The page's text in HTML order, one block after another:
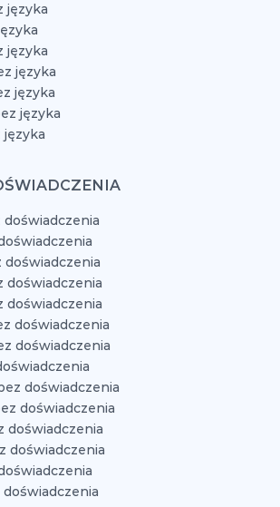
języka
języka
języka
języka
języka
języka
doświadczenia
doświadczenia
doświadczenia
doświadczenia
doświadczenia
doświadczenia
doświadczenia
doświadczenia
doświadczenia
doświadczenia